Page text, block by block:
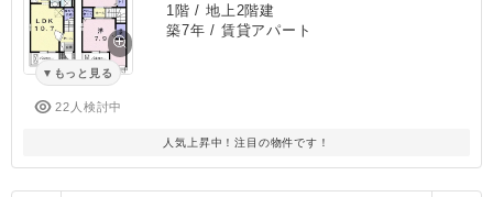
もっと見る
22人検討中
1階 / 地上2階建
築7年 / 賃貸アパート
人気上昇中！注目の物件です！